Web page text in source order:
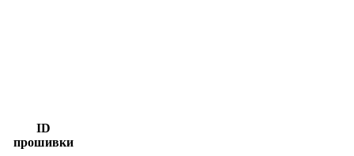
ID
прошивки